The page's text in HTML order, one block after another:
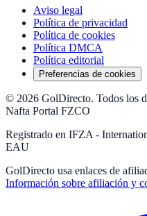
Aviso legal
Política de privacidad
Política de cookies
Política DMCA
Política editorial
Preferencias de cookies
© 2026 GolDirecto. Todos los
Nafta Portal FZCO
Registrado en IFZA -
EAU
GolDirecto usa enlaces de
Información sobre afiliación y